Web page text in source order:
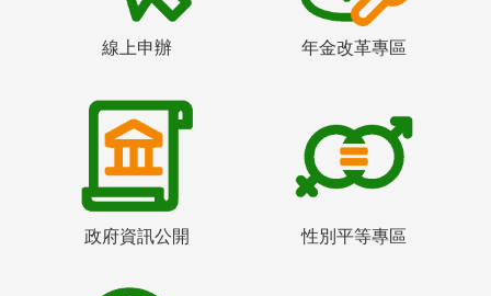
線上申辦 年金改革專區
政府資訊公開 性別平等專區